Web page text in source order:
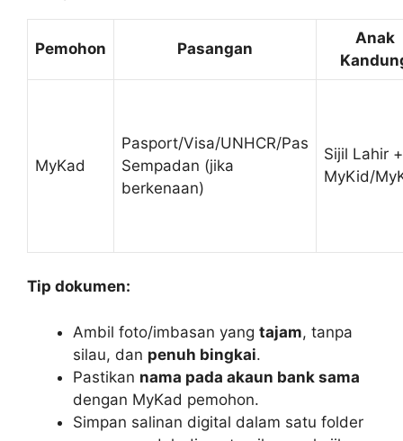
Pemohon Pasangan
Anak
MyKad
Pasport/Visa/UNHCR/Pas
Sempadan (jika
berkenaan)
Sijil Lahir +
MyKid/
Tip dokumen:
Ambil foto/imbasan yang tajam, tanpa
silau, dan penuh bingkai.
Pastikan nama pada akaun bank sama
dengan MyKad pemohon.
Simpan salinan digital dalam satu folder